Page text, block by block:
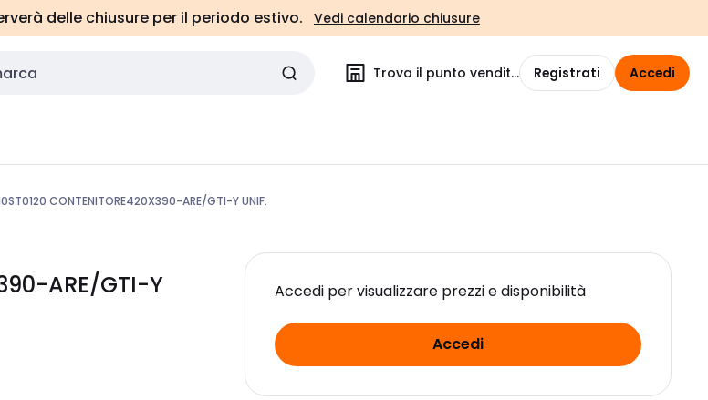
delle chiusure per il periodo estivo. Vedi calendario chiusure
Trova il punto vendita Registrati Accedi
CONTENITORE420X390-ARE/GTI-Y UNIF.
ARE/GTI-Y
Accedi per visualizzare prezzi e disponibilità
Accedi